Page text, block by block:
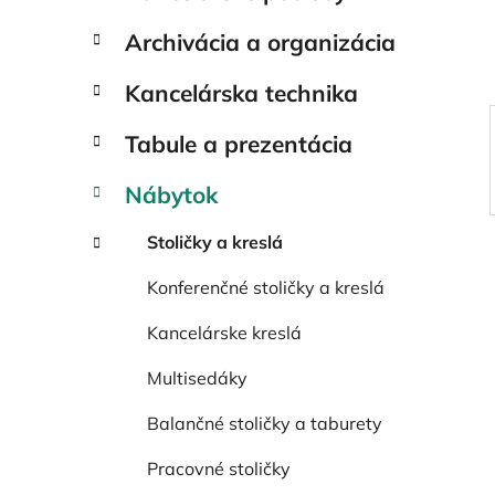
l
Archivácia a organizácia
Kancelárska technika
Tabule a prezentácia
Nábytok
Stoličky a kreslá
Konferenčné stoličky a kreslá
Kancelárske kreslá
Multisedáky
Balančné stoličky a taburety
Pracovné stoličky